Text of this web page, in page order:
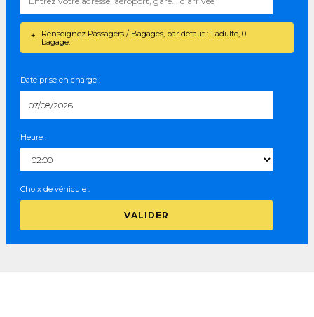
Renseignez Passagers / Bagages, par défaut : 1 adulte, 0
bagage.
+
Date prise en charge :
Heure :
Choix de véhicule :
VALIDER